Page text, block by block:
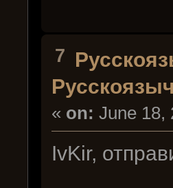
7
« on: June 18,
IvKir,